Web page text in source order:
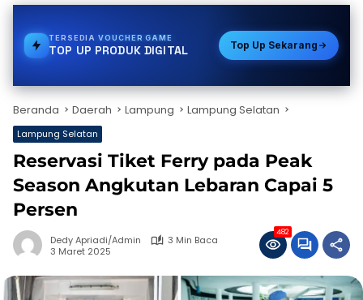
TERSEDIAPDAM
TOP UP PRODUK DIGITAL Top Up Sekarang
Beranda Daerah Lampung Lampung Selatan
Lampung Selatan
Reservasi Tiket Ferry pada Peak
Season Angkutan Lebaran Capai 5
Persen
Dedy Apriadi/Admin
3 Min Baca
3 Maret 2025
482